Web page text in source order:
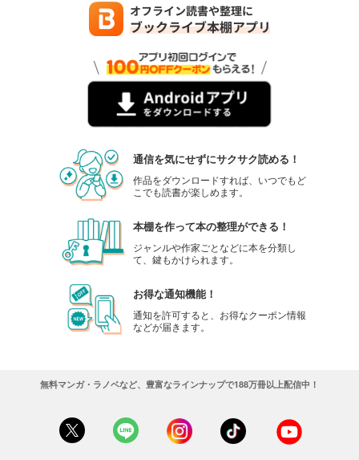
通信を気にせずにサクサク読める！
作品をダウンロードすれば、いつでもど
こでも読書が楽しめます。
本棚を作って本の整理ができる！
ジャンルや作家ごとなどに本を分類し
て、鍵もかけられます。
お得な通知機能！
通知を許可すると、お得なクーポン情報
などが届きます。
無料マンガ・ラノベなど、豊富なラインナップで188万冊以上配信中！